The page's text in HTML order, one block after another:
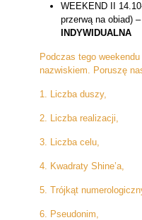
WEEKEND II
przerwą na obiad) –
INDYWIDUALNA
Podczas tego
nazwiskiem. Poruszę
1. Liczba duszy,
2. Liczba realizacji,
3. Liczba celu,
4. Kwadraty Shine’a,
5. Trójkąt
6. Pseudonim,